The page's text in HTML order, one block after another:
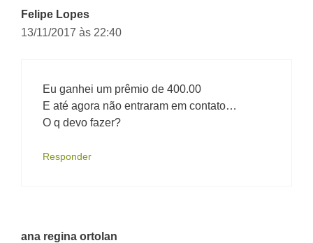
Felipe Lopes
13/11/2017 às 22:40
Eu ganhei um prêmio de 400.00
E até agora não entraram em contato…
O q devo fazer?
Responder
ana regina ortolan